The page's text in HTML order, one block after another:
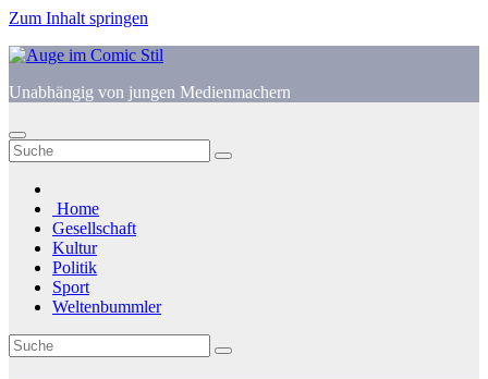
Zum Inhalt springen
Unabhängig von jungen Medienmachern
Home
Gesellschaft
Kultur
Politik
Sport
Weltenbummler